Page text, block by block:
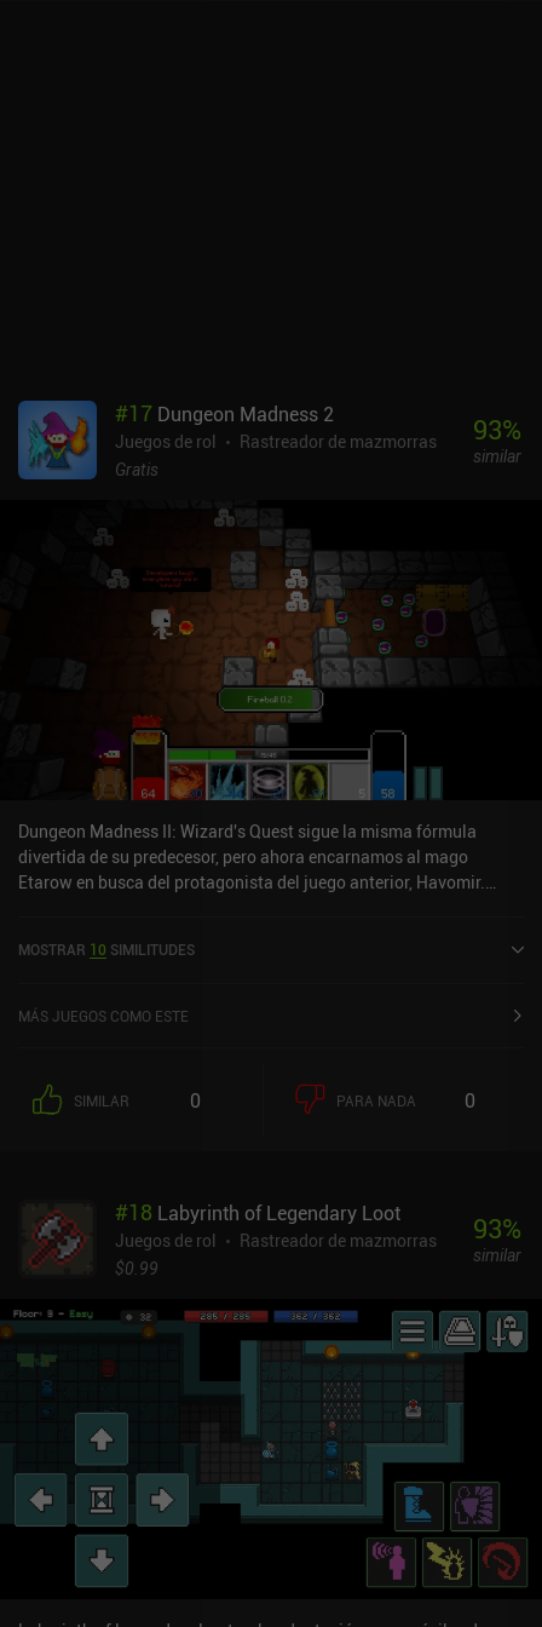
#17 Dungeon Madness 2
Juegos de rol
Rastreador de mazmorras
Gratis
93%
similar
Dungeon Madness II: Wizard's Quest sigue la misma fórmula
divertida de su predecesor, pero ahora encarnamos al mago
Etarow en busca del protagonista del juego anterior, Havomir.
minijuegos y elementos de juego ociosos teletransportándonos a
nuevos hechizos.Al igual que en su predecesor, investigamos y
las recompensas de inicio de sesión, y el tiempo de fabricación
también ha aumentado considerablemente. Desgraciadamente,
exploren automáticamente y encuentren objetos por nosotros.Los
controles táctiles han mejorado, pero el mismo ángulo de cámara
torpe del predecesor hace que el movimiento hacia el Sur sea
primer juego lo agradecerán, pero a los nuevos jugadores les
puede echar para atrás.Dungeon Madness II: Wizard's Quest solía
tener iAPs, pero ahora es gratuito sin anuncios ni iAPs. Aunque
esto significa que ya no se pueden comprar cristales, el "sistema
de energía" que usaba cristales para fabricar objetos y reducir el
tiempo de fabricación no se ha eliminado, lo que convierte esa
parte del juego en una experiencia extraña.
MOSTRAR 10 SIMILITUDES
MÁS JUEGOS COMO ESTE
SIMILAR 0 PARA NADA 0
#18 Labyrinth of Legendary Loot
Juegos de rol
Rastreador de mazmorras
$0.99
93%
similar